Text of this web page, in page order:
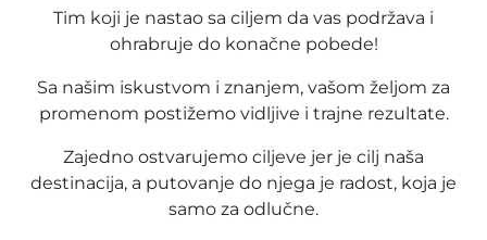
Tim koji je nastao sa ciljem da vas podržava i
ohrabruje do konačne pobede!
Sa našim iskustvom i znanjem, vašom željom za
promenom postižemo vidljive i trajne rezultate.
Zajedno ostvarujemo ciljeve jer je cilj naša
destinacija, a putovanje do njega je radost, koja je
samo za odlučne.